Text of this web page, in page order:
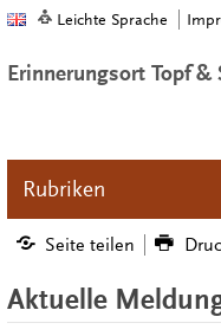
Leichte Sprache
Erinnerungsort Topf &
Rubriken
Seite teilen
Aktuelle